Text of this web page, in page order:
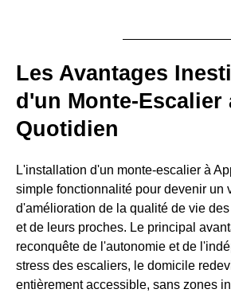
Les Avantages
d'un Monte-Escalier
Quotidien
L'installation d'un monte-escalier à
simple fonctionnalité pour devenir un
d'amélioration de la qualité de vie
et de leurs proches. Le principal
reconquête de l'autonomie et de
stress des escaliers, le domicile
entièrement accessible, sans zones